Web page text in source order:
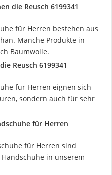
die Reusch 6199341
für Herren bestehen aus
Manche Produkte in
Baumwolle.
Reusch 6199341
für Herren eignen sich
sondern auch für sehr
für Herren
für Herren sind
in unserem